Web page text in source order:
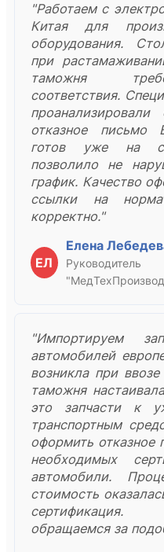
"Работаем с
Китая для
оборудования.
при
таможня
соответствия.
отказное
готов уже на
позволило не
график. Качество
ссылки на
корректно."
ЕЛ
Елена
"Импортируем
автомобилей
возникла при
таможня
это запчасти к
транспортным
оформить отказное
необходимых
автомобили.
стоимость
сертификация.
обращаемся за